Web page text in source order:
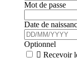
Mot de passe
Date de
Optionnel
 Recevoir